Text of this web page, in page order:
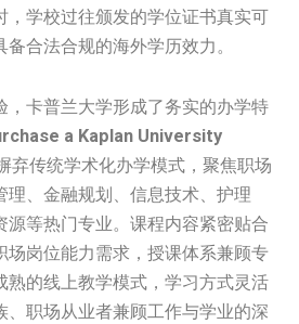
，学校过往颁发的学位证书真实可
合法合规的海外学历效力。
，卡普兰大学形成了务实的办学特
a Kaplan University
弃传统学术化办学模式，聚焦职场
理、金融规划、信息技术、护理
源等热门专业。课程内容紧密贴合
场岗位能力需求，授课体系兼顾专
熟的线上教学模式，学习方式灵活
、职场从业者兼顾工作与学业的深